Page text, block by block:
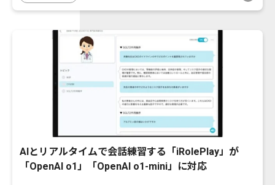
AIとリアルタイムで会話練習する「iRolePlay」が
「OpenAI o1」「OpenAI o1-mini」に対応